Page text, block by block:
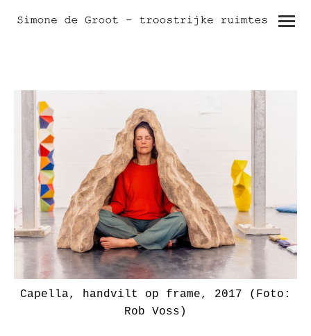
Capella, handvilt op frame, 2017 (Foto:
Rob Voss)